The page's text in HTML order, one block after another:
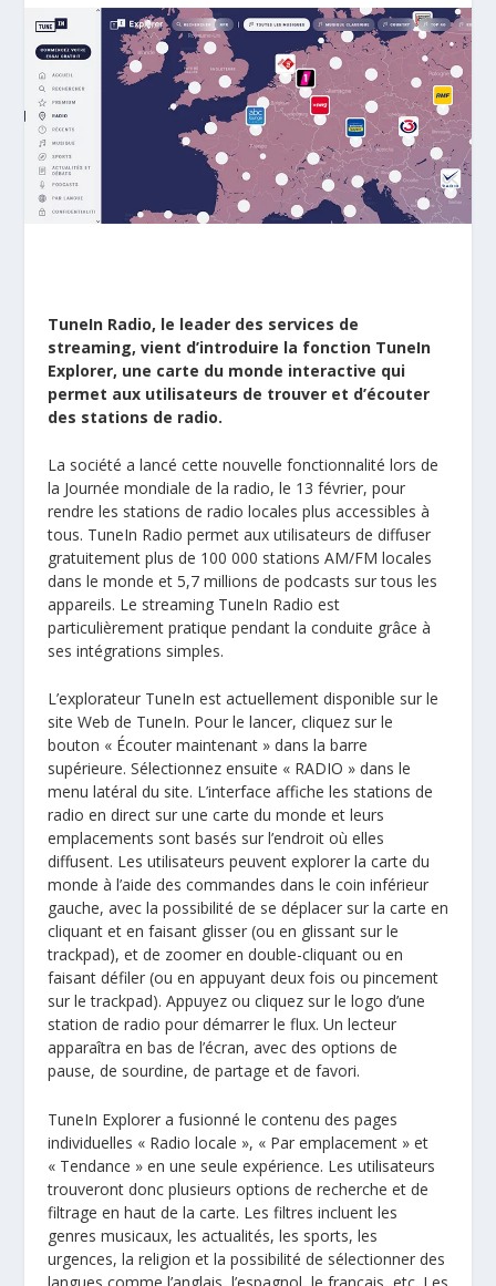
TuneIn Radio, le leader des services de
streaming, vient d’introduire la fonction TuneIn
Explorer, une carte du monde interactive qui
permet aux utilisateurs de trouver et d’écouter
des stations de radio.
La société a lancé cette nouvelle fonctionnalité lors de
la Journée mondiale de la radio, le 13 février, pour
rendre les stations de radio locales plus accessibles à
tous. TuneIn Radio permet aux utilisateurs de diffuser
gratuitement plus de 100 000 stations AM/FM locales
dans le monde et 5,7 millions de podcasts sur tous les
appareils. Le streaming TuneIn Radio est
particulièrement pratique pendant la conduite grâce à
ses intégrations simples.
L’explorateur TuneIn est actuellement disponible sur le
site Web de TuneIn. Pour le lancer, cliquez sur le
bouton « Écouter maintenant » dans la barre
supérieure. Sélectionnez ensuite « RADIO » dans le
menu latéral du site. L’interface affiche les stations de
radio en direct sur une carte du monde et leurs
emplacements sont basés sur l’endroit où elles
diffusent. Les utilisateurs peuvent explorer la carte du
monde à l’aide des commandes dans le coin inférieur
gauche, avec la possibilité de se déplacer sur la carte en
cliquant et en faisant glisser (ou en glissant sur le
trackpad), et de zoomer en double-cliquant ou en
faisant défiler (ou en appuyant deux fois ou pincement
sur le trackpad). Appuyez ou cliquez sur le logo d’une
station de radio pour démarrer le flux. Un lecteur
apparaîtra en bas de l’écran, avec des options de
pause, de sourdine, de partage et de favori.
TuneIn Explorer a fusionné le contenu des pages
individuelles « Radio locale », « Par emplacement » et
« Tendance » en une seule expérience. Les utilisateurs
trouveront donc plusieurs options de recherche et de
filtrage en haut de la carte. Les filtres incluent les
genres musicaux, les actualités, les sports, les
urgences, la religion et la possibilité de sélectionner des